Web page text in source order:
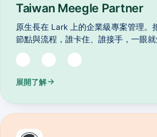
Taiwan Meegle Partner
原生長在 Lark 上的企業級專案管理。
節點與流程，誰卡住、誰接手，一眼就
展開了解